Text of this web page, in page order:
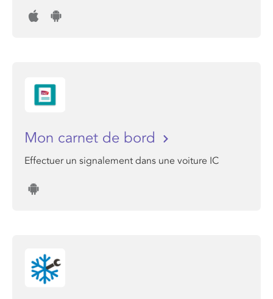
Mon carnet de bord
Effectuer un signalement dans une voiture IC